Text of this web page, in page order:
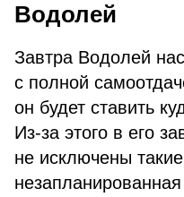
Водолей
Завтра Водолей
с полной
он будет ставить
Из-за этого в его
не исключены